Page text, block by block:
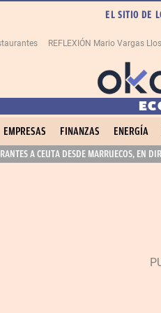
EL SITIO DE
REFLEXIÓN Mario Vargas
EMPRESAS FINANZAS ENERGÍA
A CEUTA DESDE MARRUECOS, EN